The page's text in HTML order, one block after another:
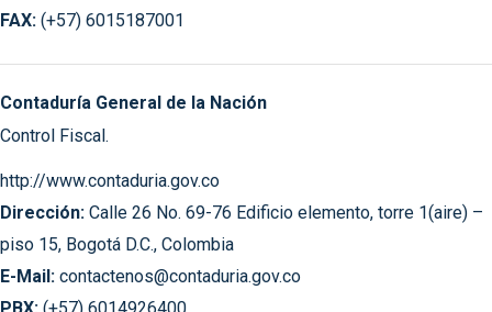
FAX: (+57) 6015187001
Contaduría General de la Nación
Control Fiscal.
http://www.contaduria.gov.co
Dirección: Calle 26 No. 69-76 Edificio elemento, torre 1(aire) –
piso 15, Bogotá D.C., Colombia
E-Mail: contactenos@contaduria.gov.co